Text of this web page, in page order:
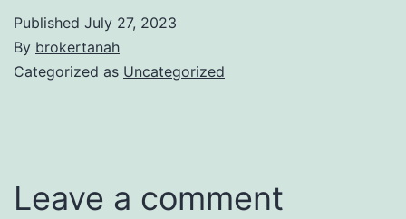
Published July 27, 2023
By brokertanah
Categorized as Uncategorized
Leave a comment